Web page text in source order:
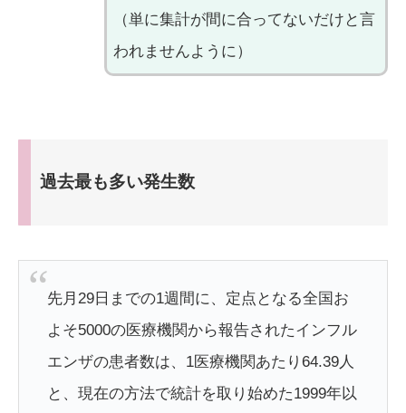
（単に集計が間に合ってないだけと言
われませんように）
過去最も多い発生数
先月29日までの1週間に、定点となる全国お
よそ5000の医療機関から報告されたインフル
エンザの患者数は、1医療機関あたり64.39人
と、現在の方法で統計を取り始めた1999年以